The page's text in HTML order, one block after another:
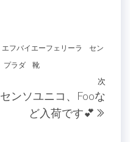
エフバイエーフェリーラ
セン
プラダ 靴
次
次
センソユニコ、Fooな
ど入荷です💕